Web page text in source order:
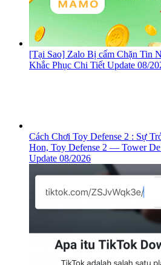
[Tại Sao] Zalo Bị cấm Chặn Tin
Khắc Phục Chi Tiết Update 08/
Cách Chơi Toy Defense 2 : Sự
Hon, ‎Toy Defense 2 — Tower
Update 08/2026